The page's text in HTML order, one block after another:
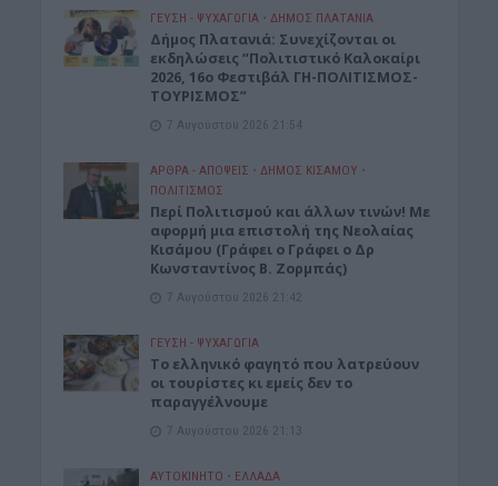
ΓΕΎΣΗ - ΨΥΧΑΓΩΓΊΑ • ΔΉΜΟΣ ΠΛΑΤΑΝΙΆ
Δήμος Πλατανιά: Συνεχίζονται οι
εκδηλώσεις “Πολιτιστικό Καλοκαίρι
2026, 16ο Φεστιβάλ ΓΗ-ΠΟΛΙΤΙΣΜΟΣ-
ΤΟΥΡΙΣΜΟΣ”
7 Αυγούστου 2026 21:54
ΑΡΘΡΑ - ΑΠΟΨΕΙΣ • ΔΉΜΟΣ ΚΙΣΆΜΟΥ •
ΠΟΛΙΤΙΣΜΟΣ
Περί Πολιτισμού και άλλων τινών! Mε
αφορμή μια επιστολή της Νεολαίας
Κισάμου (Γράφει ο Γράφει ο Δρ
Κωνσταντίνος Β. Ζορμπάς)
7 Αυγούστου 2026 21:42
ΓΕΎΣΗ - ΨΥΧΑΓΩΓΊΑ
Το ελληνικό φαγητό που λατρεύουν
οι τουρίστες κι εμείς δεν το
παραγγέλνουμε
7 Αυγούστου 2026 21:13
ΑΥΤΟΚΙΝΗΤΟ • ΕΛΛΑΔΑ